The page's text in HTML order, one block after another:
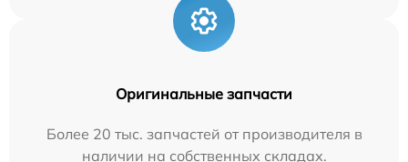
Оригинальные запчасти
Более 20 тыс. запчастей от производителя в
наличии на собственных складах.